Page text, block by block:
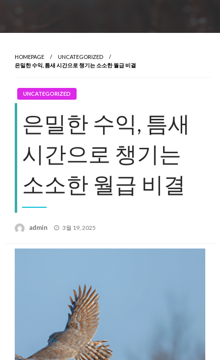
HOMEPAGE
UNCATEGORIZED
은밀한 수익, 틈새 시간으로 챙기는 소소한 월급 비결
UNCATEGORIZED
은밀한 수익, 틈새
시간으로 챙기는
소소한 월급 비결
admin
Posted
3월 19, 2025